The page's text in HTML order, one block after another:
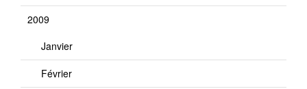
2009
Janvier
Février